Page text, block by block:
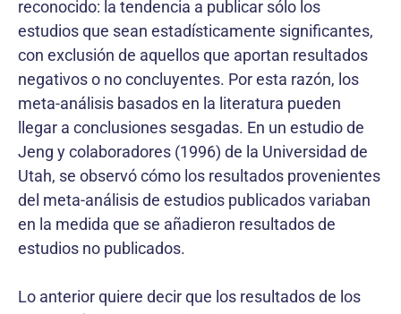
reconocido: la tendencia a publicar sólo los
estudios que sean estadísticamente significantes,
con exclusión de aquellos que aportan resultados
negativos o no concluyentes. Por esta razón, los
meta-análisis basados en la literatura pueden
llegar a conclusiones sesgadas. En un estudio de
Jeng y colaboradores (1996) de la Universidad de
Utah, se observó cómo los resultados provenientes
del meta-análisis de estudios publicados variaban
en la medida que se añadieron resultados de
estudios no publicados.
Lo anterior quiere decir que los resultados de los